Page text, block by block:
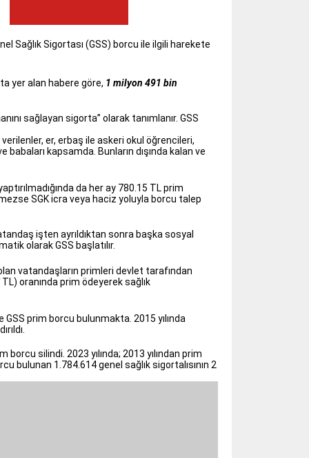
Sağlık Sigortası (GSS) borcu ile ilgili harekete
yer alan habere göre, 1 milyon 491 bin
sağlayan sigorta” olarak tanımlanır. GSS
er, erbaş ile askeri okul öğrencileri,
kapsamda. Bunların dışında kalan ve
da her ay 780.15 TL prim
SGK icra veya haciz yoluyla borcu talep
işten ayrıldıktan sonra başka sosyal
olarak GSS başlatılır.
vatandaşların primleri devlet tarafından
oranında prim ödeyerek sağlık
prim borcu bulunmakta. 2015 yılında
silindi. 2023 yılında; 2013 yılından prim
bulunan 1.784.614 genel sağlık sigortalısının 2